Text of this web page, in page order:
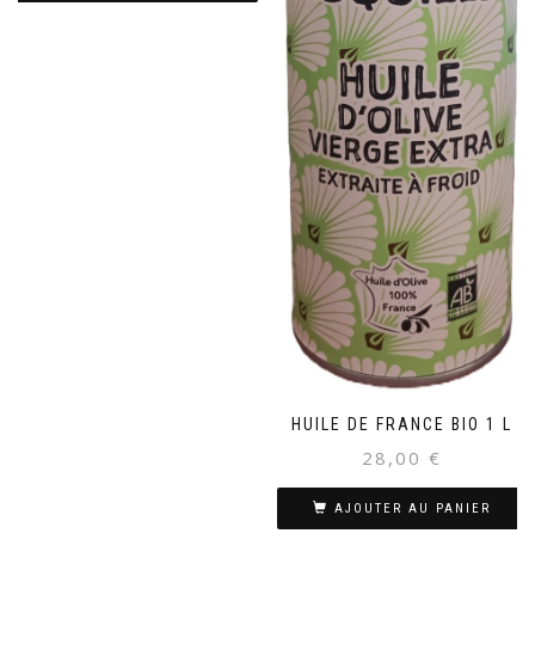
HUILE DE FRANCE BIO 1 L
28,00 €
AJOUTER AU PANIER